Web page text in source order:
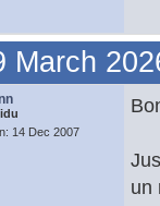
March
14 Dec 2007
un